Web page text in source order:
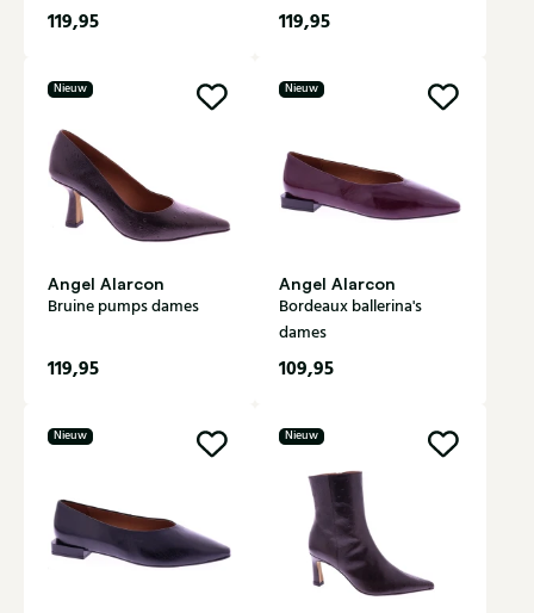
119,95 119,95
Nieuw
Angel Alarcon
Bruine pumps dames
119,95
Nieuw
Angel Alarcon
Bordeaux ballerina's
dames
109,95
Nieuw Nieuw